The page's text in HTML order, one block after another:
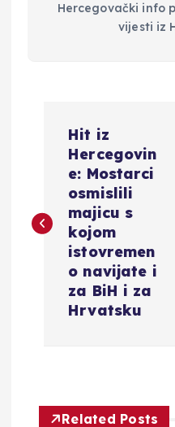
Hercegovački info
vijesti iz
i
Hit iz
Hercegovin
e: Mostarci
osmislili
majicu s
kojom
istovremen
o navijate i
za BiH i za
Hrvatsku
Related Posts